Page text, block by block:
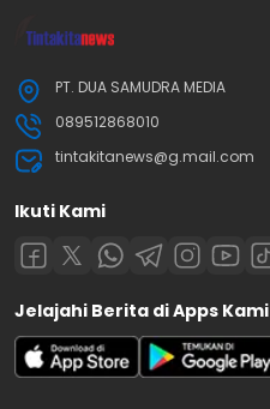
PT. DUA SAMUDRA MEDIA
089512868010
tintakitanews@g.mail.com
Ikuti Kami
Jelajahi Berita di Apps Kami